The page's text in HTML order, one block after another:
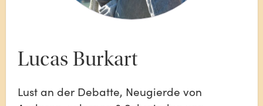
Lucas Burkart
Lust an der Debatte, Neugierde von